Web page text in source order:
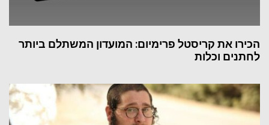
הכירו את קריסטל פרימיום: המועדון המשתלם ביותר
לחתנים וכלות